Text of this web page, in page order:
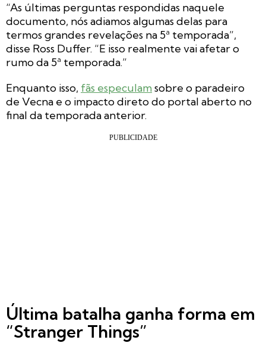
“As últimas perguntas respondidas naquele
documento, nós adiamos algumas delas para
termos grandes revelações na 5ª temporada”,
disse Ross Duffer. “E isso realmente vai afetar o
rumo da 5ª temporada.”
Enquanto isso, fãs especulamsobre o paradeiro
de Vecna e o impacto direto do portal aberto no
final da temporada anterior.
Última batalha ganha forma em
“Stranger Things”